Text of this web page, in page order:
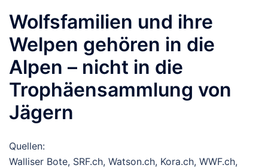
Wolfsfamilien und ihre
Welpen gehören in die
Alpen – nicht in die
Trophäensammlung von
Jägern
Quellen:
Walliser Bote, SRF.ch, Watson.ch, Kora.ch, WWF.ch,